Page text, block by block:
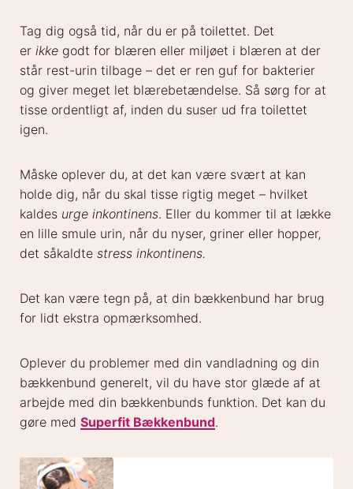
Tag dig også tid, når du er på toilettet. Det
er ikke godt for blæren eller miljøet i blæren at der
står rest-urin tilbage – det er ren guf for bakterier
og giver meget let blærebetændelse. Så sørg for at
tisse ordentligt af, inden du suser ud fra toilettet
igen.
Måske oplever du, at det kan være svært at kan
holde dig, når du skal tisse rigtig meget – hvilket
kaldes urge inkontinens. Eller du kommer til at lække
en lille smule urin, når du nyser, griner eller hopper‚
det såkaldte stress inkontinens.
Det kan være tegn på, at din bækkenbund har brug
for lidt ekstra opmærksomhed.
Oplever du problemer med din vandladning og din
bækkenbund generelt, vil du have stor glæde af at
arbejde med din bækkenbunds funktion. Det kan du
gøre med Superfit Bækkenbund.